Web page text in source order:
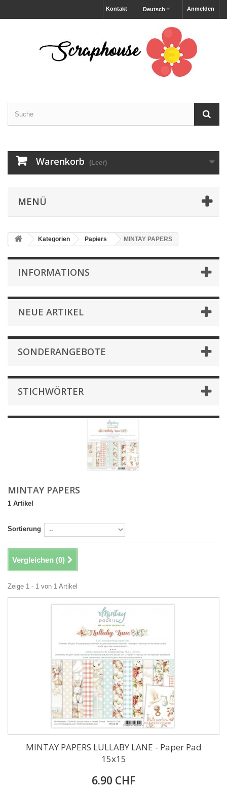
Anmelden
Deutsch
Kontakt
Warenkorb (Leer)
MENÜ
Kategorien Papiers MINTAY PAPERS
INFORMATIONS
NEUE ARTIKEL
SONDERANGEBOTE
STICHWÖRTER
MINTAY PAPERS
1 Artikel
Sortierung
Vergleichen (0)
Zeige 1 - 1 von 1 Artikel
MINTAY PAPERS LULLABY LANE - Paper Pad
15x15
6.90 CHF